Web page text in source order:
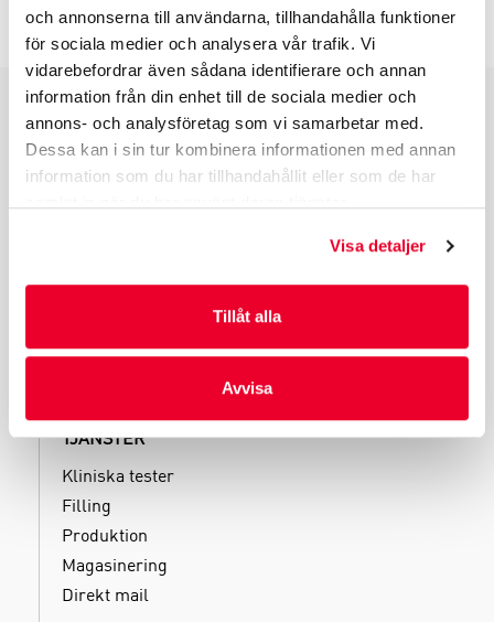
och annonserna till användarna, tillhandahålla funktioner
för sociala medier och analysera vår trafik. Vi
vidarebefordrar även sådana identifierare och annan
information från din enhet till de sociala medier och
annons- och analysföretag som vi samarbetar med.
Dessa kan i sin tur kombinera informationen med annan
information som du har tillhandahållit eller som de har
Visa detaljer
Tillåt alla
Avvisa
INFO INNAN DU ORDERAR
PRODUKTGRUPPER
INDUSTRIFÖRPACKNINGAR
LÄKEMEDELSFÖRPACKNINGAR
TJÄNSTER
Kliniska tester
Filling
Produktion
Magasinering
Direkt mail